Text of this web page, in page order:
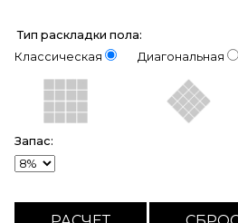
Тип раскладки пола:
Классическая
Диагональная
Запас: